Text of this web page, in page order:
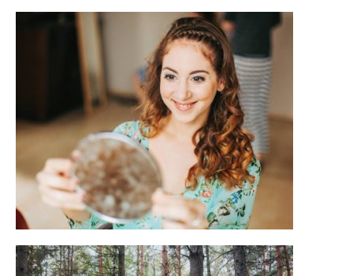
Firemní focení
Focení nemovitostí
Fotoateliér
Fotokoutek